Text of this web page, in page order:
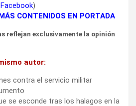
Facebook)
CONTENIDOS EN PORTADA
reflejan exclusivamente la opinión
autor:
contra el servicio militar
se esconde tras los halagos en la